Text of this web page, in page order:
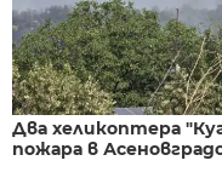
Два хеликоптера
пожара в